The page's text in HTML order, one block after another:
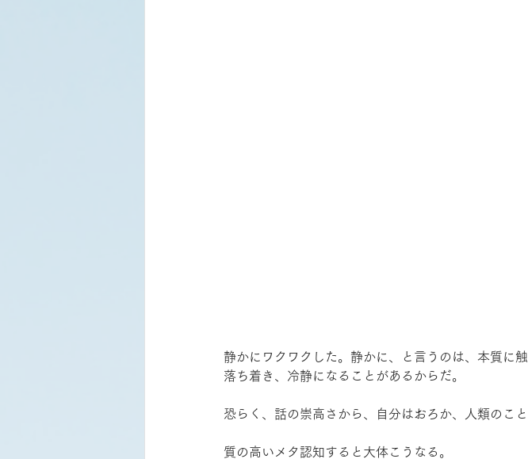
静かにワクワクした。静かに、と言うのは、本質に
落ち着き、冷静になることがあるからだ。
恐らく、話の崇高さから、自分はおろか、人類のこ
質の高いメタ認知すると大体こうなる。